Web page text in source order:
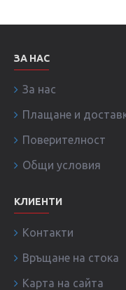
ЗА НАС
За нас
Плащане и
Поверителност
Общи условия
КЛИЕНТИ
Контакти
Връщане на стока
Карта на сайта